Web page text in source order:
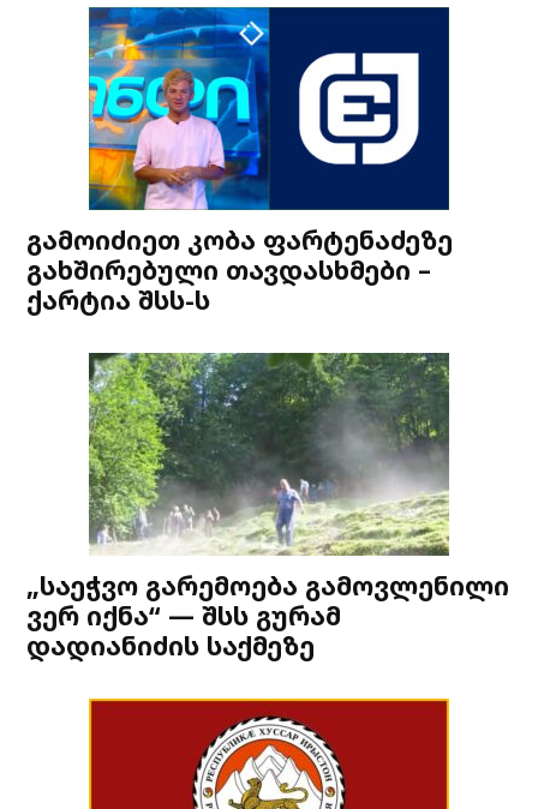
გამოიძიეთ კობა ფარტენაძეზე
გახშირებული თავდასხმები –
ქარტია შსს-ს
„საეჭვო გარემოება გამოვლენილი
ვერ იქნა“ — შსს გურამ
დადიანიძის საქმეზე